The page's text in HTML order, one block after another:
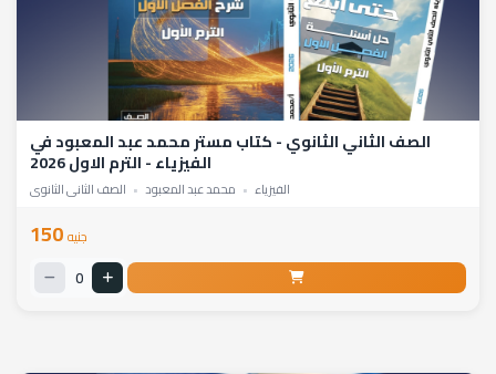
الصف الثاني الثانوي - كتاب مستر محمد عبد المعبود في
الفيزياء - الترم الاول 2026
الفيزياء • محمد عبد المعبود • الصف الثاني الثانوي
150 جنيه
0